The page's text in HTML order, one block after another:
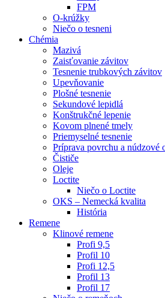
FPM
O-krúžky
Niečo o tesneni
Chémia
Mazivá
Zaisťovanie závitov
Tesnenie trubkových závitov
Upevňovanie
Plošné tesnenie
Sekundové lepidlá
Konštrukčné lepenie
Kovom plnené tmely
Priemyselné tesnenie
Príprava povrchu a núdzové
Čističe
Oleje
Loctite
Niečo o Loctite
OKS – Nemecká kvalita
História
Remene
Klinové remene
Profi 9,5
Profil 10
Profi 12,5
Profil 13
Profil 17